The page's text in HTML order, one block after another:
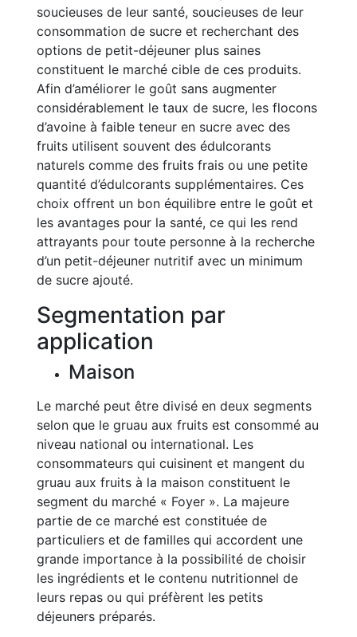
soucieuses de leur santé, soucieuses de leur
consommation de sucre et recherchant des
options de petit-déjeuner plus saines
constituent le marché cible de ces produits.
Afin d’améliorer le goût sans augmenter
considérablement le taux de sucre, les flocons
d’avoine à faible teneur en sucre avec des
fruits utilisent souvent des édulcorants
naturels comme des fruits frais ou une petite
quantité d’édulcorants supplémentaires. Ces
choix offrent un bon équilibre entre le goût et
les avantages pour la santé, ce qui les rend
attrayants pour toute personne à la recherche
d’un petit-déjeuner nutritif avec un minimum
de sucre ajouté.
Segmentation par
application
Maison
Le marché peut être divisé en deux segments
selon que le gruau aux fruits est consommé au
niveau national ou international. Les
consommateurs qui cuisinent et mangent du
gruau aux fruits à la maison constituent le
segment du marché « Foyer ». La majeure
partie de ce marché est constituée de
particuliers et de familles qui accordent une
grande importance à la possibilité de choisir
les ingrédients et le contenu nutritionnel de
leurs repas ou qui préfèrent les petits
déjeuners préparés.